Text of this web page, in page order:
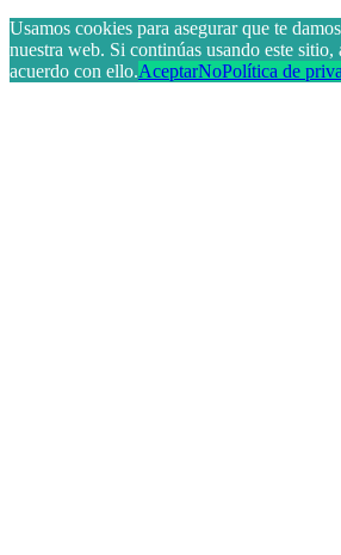
Usamos cookies para asegurar que te
nuestra web. Si continúas usando este sitio,
acuerdo con ello.AceptarNoPolítica de